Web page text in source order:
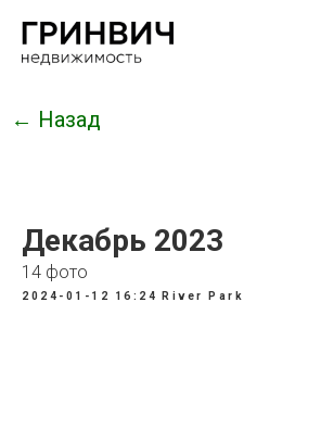
← Назад
Декабрь 2023
14 фото
2024-01-12 16:24 River Park